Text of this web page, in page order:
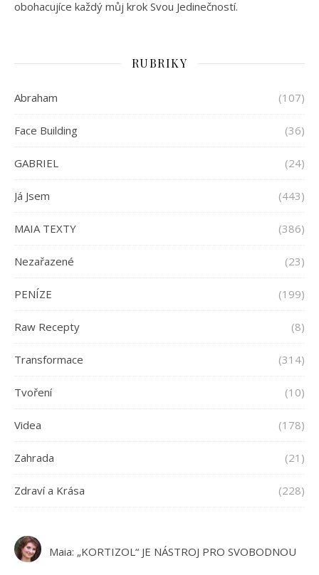
obohacujíce každý můj krok Svou Jedinečností.
RUBRIKY
Abraham (107)
Face Building (36)
GABRIEL (24)
Já Jsem (443)
MAIA TEXTY (386)
Nezařazené (23)
PENÍZE (199)
Raw Recepty (8)
Transformace (314)
Tvoření (10)
Videa (178)
Zahrada (21)
Zdraví a Krása (228)
Maia: „KORTIZOL“ JE NÁSTROJ PRO SVOBODNOU